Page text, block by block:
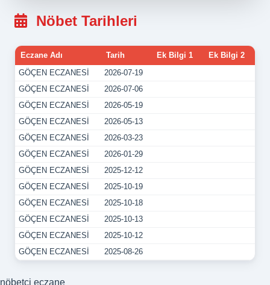
Nöbet Tarihleri
Eczane Adı Tarih Ek Bilgi 1
Ek Bilgi 2
GÖÇEN ECZANESİ
2026-07-19
GÖÇEN ECZANESİ
2026-07-06
GÖÇEN ECZANESİ
2026-05-19
GÖÇEN ECZANESİ
2026-05-13
GÖÇEN ECZANESİ
2026-03-23
GÖÇEN ECZANESİ
2026-01-29
GÖÇEN ECZANESİ
2025-12-12
GÖÇEN ECZANESİ
2025-10-19
GÖÇEN ECZANESİ
2025-10-18
GÖÇEN ECZANESİ
2025-10-13
GÖÇEN ECZANESİ
2025-10-12
GÖÇEN ECZANESİ
2025-08-26
nöbetçi eczane